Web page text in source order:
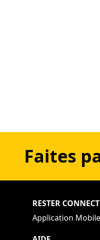
Faites
RESTER
Application Mobile